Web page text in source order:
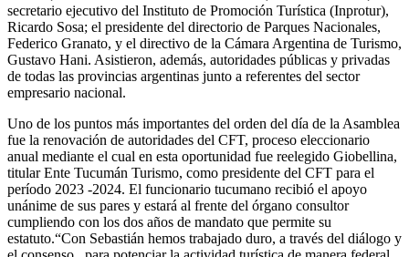
secretario ejecutivo del Instituto de Promoción Turística (Inprotur),
Ricardo Sosa; el presidente del directorio de Parques Nacionales,
Federico Granato, y el directivo de la Cámara Argentina de Turismo,
Gustavo Hani. Asistieron, además, autoridades públicas y privadas
de todas las provincias argentinas junto a referentes del sector
empresario nacional.
Uno de los puntos más importantes del orden del día de la Asamblea
fue la renovación de autoridades del CFT, proceso eleccionario
anual mediante el cual en esta oportunidad fue reelegido Giobellina,
titular Ente Tucumán Turismo, como presidente del CFT para el
período 2023 -2024. El funcionario tucumano recibió el apoyo
unánime de sus pares y estará al frente del órgano consultor
cumpliendo con los dos años de mandato que permite su
estatuto.“Con Sebastián hemos trabajado duro, a través del diálogo y